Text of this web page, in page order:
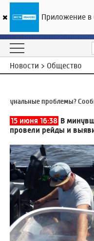
Новости > Общество
проблемы?
15 июня 16:38 В
провели рейды и
Приложение в